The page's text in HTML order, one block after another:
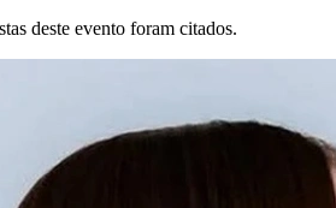
deste evento foram citados.